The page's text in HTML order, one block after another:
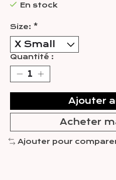
En stock
Size: *
Quantité :
Ajouter
Acheter
Ajouter pour